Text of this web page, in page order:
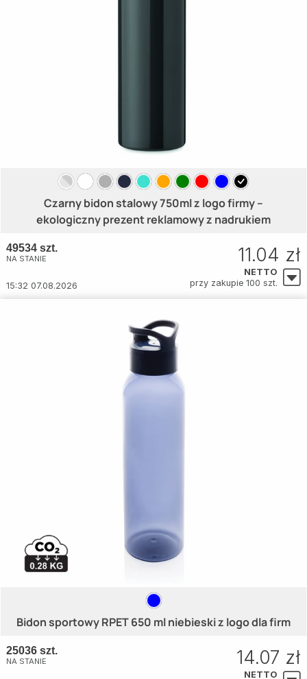
Czarny bidon stalowy 750ml z logo firmy –
ekologiczny prezent reklamowy z nadrukiem
49534 szt.
NA STANIE
15:32 07.08.2026
11.04 zł
NETTO
przy zakupie 100 szt.
Bidon sportowy RPET 650 ml niebieski z logo dla firm
25036 szt.
NA STANIE 14.07 zł
NETTO